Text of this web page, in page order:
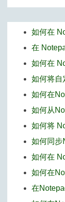
如何在
在
如何在
如何将自
如何在
如何从
如何将
如何同步
如何在
如何在
在